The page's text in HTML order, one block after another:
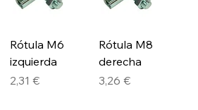
Rótula M6
izquierda
Precio
2,31 €
Rótula M8
derecha
Precio
3,26 €